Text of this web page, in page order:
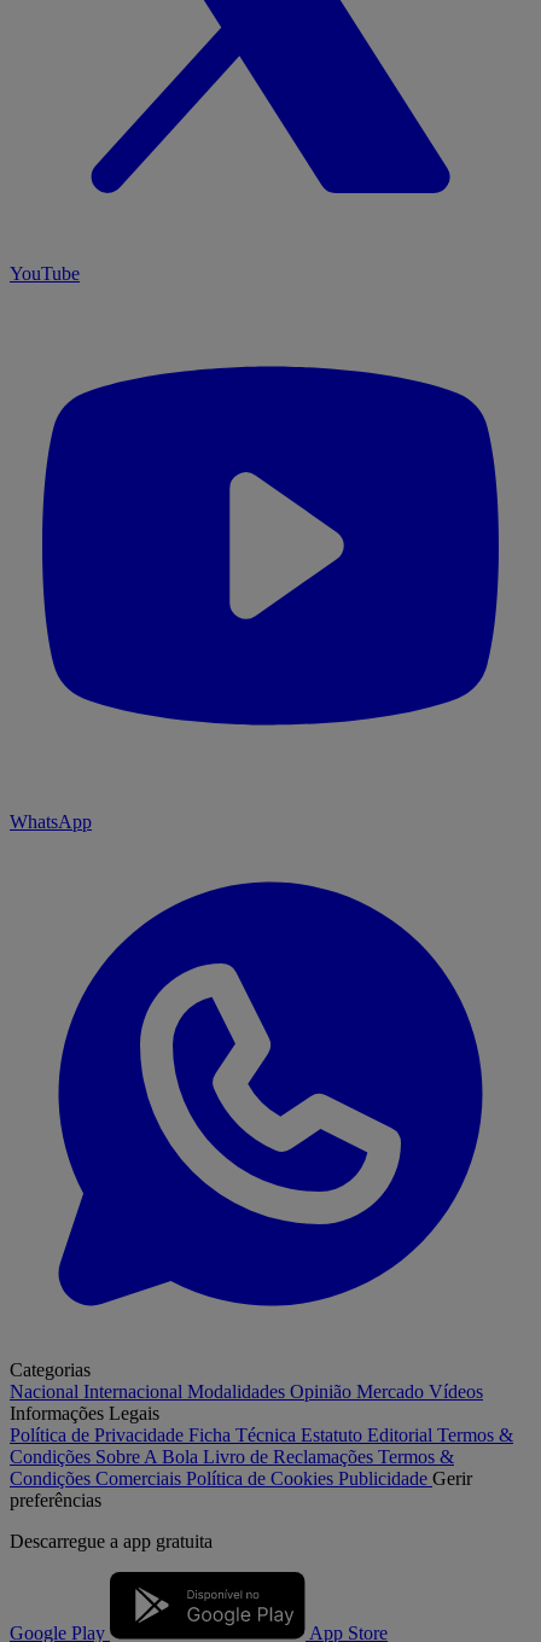
YouTube
WhatsApp
Categorias
Nacional Internacional Modalidades Opinião Mercado Vídeos
Informações Legais
Política de Privacidade Ficha Técnica Estatuto Editorial Termos &
Condições Sobre A Bola Livro de Reclamações Termos &
Condições Comerciais Política de Cookies Publicidade Gerir
preferências
Descarregue a app gratuita
Google Play App Store